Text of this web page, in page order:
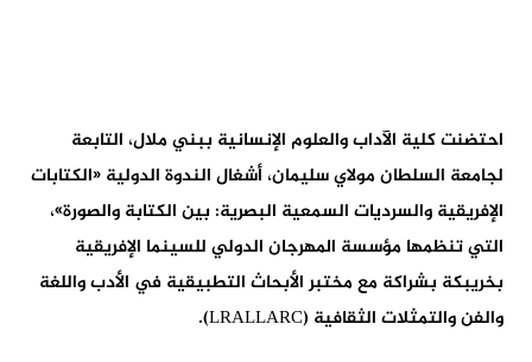
احتضنت كلية الآداب والعلوم الإنسانية ببني ملال، التابعة
لجامعة السلطان مولاي سليمان، أشغال الندوة الدولية «الكتابات
الإفريقية والسرديات السمعية البصرية: بين الكتابة والصورة»،
التي تنظمها مؤسسة المهرجان الدولي للسينما الإفريقية
بخريبكة بشراكة مع مختبر الأبحاث التطبيقية في الأدب واللغة
والفن والتمثلات الثقافية (LRALLARC).